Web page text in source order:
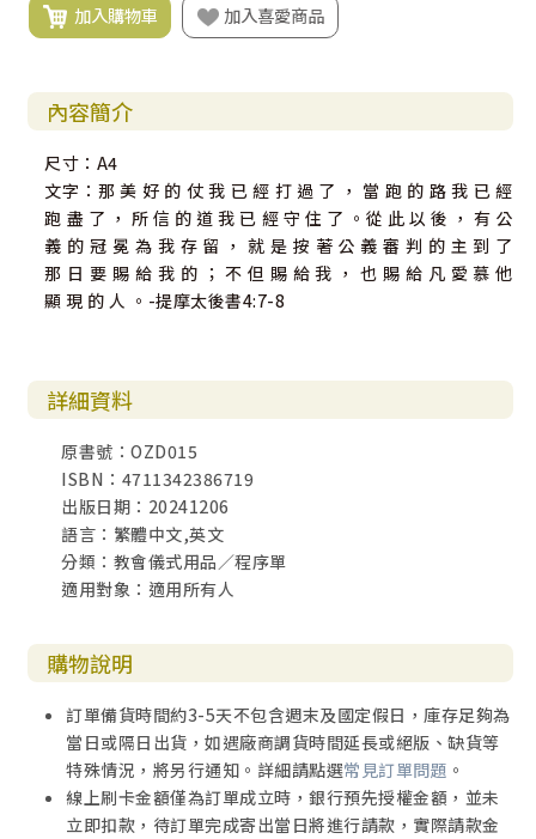
加入購物車 加入喜愛商品
內容簡介
尺寸：A4
文字：那 美 好 的 仗 我 已 經 打 過 了 ， 當 跑 的 路 我 已 經
跑 盡 了 ， 所 信 的 道 我 已 經 守 住 了 。從 此 以 後 ， 有 公
義 的 冠 冕 為 我 存 留 ， 就 是 按 著 公 義 審 判 的 主 到 了
那 日 要 賜 給 我 的 ； 不 但 賜 給 我 ， 也 賜 給 凡 愛 慕 他
顯 現 的 人 。-提摩太後書4:7-8
詳細資料
原書號：OZD015
ISBN：4711342386719
出版日期：20241206
語言：繁體中文,英文
分類：教會儀式用品／程序單
適用對象：適用所有人
購物說明
訂單備貨時間約3-5天不包含週末及國定假日，庫存足夠為
當日或隔日出貨，如遇廠商調貨時間延長或絕版、缺貨等
特殊情況，將另行通知。詳細請點選常見訂單問題 。
線上刷卡金額僅為訂單成立時，銀行預先授權金額，並未
立即扣款，待訂單完成寄出當日將進行請款，實際請款金